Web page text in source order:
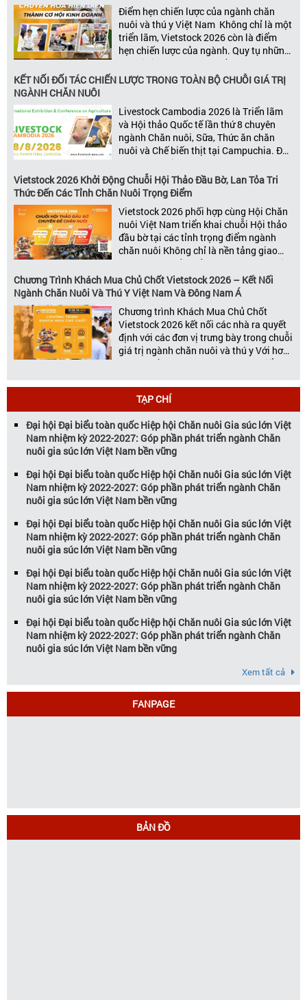
Điểm hẹn chiến lược của ngành chăn
nuôi và thú y Việt Nam Không chỉ là một
triển lãm, Vietstock 2026 còn là điểm
hẹn chiến lược của ngành. Quy tụ những
đơn vị kinh doanh hàng đầu, những lãnh
đạo và nhà cung cấp trong chuỗi giá
trị ngành, Vietstock mang đến nền tảng
giá trị […]
KẾT NỐI ĐỐI TÁC CHIẾN LƯỢC TRONG TOÀN BỘ CHUỖI GIÁ TRỊ
NGÀNH CHĂN NUÔI
Livestock Cambodia 2026 là Triển lãm
và Hội thảo Quốc tế lần thứ 8 chuyên
ngành Chăn nuôi, Sữa, Thức ăn chăn
nuôi và Chế biến thịt tại Campuchia. Đây
được đánh giá là một trong những sự
kiện thương mại thường niên uy tín và
đáng chú ý nhất của ngành nông nghiệp
– chăn […]
Vietstock 2026 Khởi Động Chuỗi Hội Thảo Đầu Bờ, Lan Tỏa Tri
Thức Đến Các Tỉnh Chăn Nuôi Trọng Điểm
Vietstock 2026 phối hợp cùng Hội Chăn
nuôi Việt Nam triển khai chuỗi Hội thảo
đầu bờ tại các tỉnh trọng điểm ngành
chăn nuôi Không chỉ là nền tảng giao
thương hàng đầu của ngành chăn nuôi
và thú y, Vietstock còn là triển lãm duy
nhất tại Việt Nam tổ chức thường niên
Chương Trình Khách Mua Chủ Chốt Vietstock 2026 – Kết Nối
Ngành Chăn Nuôi Và Thú Y Việt Nam Và Đông Nam Á
Chương trình Khách Mua Chủ Chốt
Vietstock 2026 kết nối các nhà ra quyết
định với các đơn vị trưng bày trong chuỗi
giá trị ngành chăn nuôi và thú y Với hơn
20 năm đồng hành cùng sự phát triển
Vietstock đã khẳng định vị thế là triển […]
TẠP CHÍ
Đại hội Đại biểu toàn quốc Hiệp hội Chăn nuôi Gia súc lớn Việt
Nam nhiệm kỳ 2022-2027: Góp phần phát triển ngành Chăn
nuôi gia súc lớn Việt Nam bền vững
Đại hội Đại biểu toàn quốc Hiệp hội Chăn nuôi Gia súc lớn Việt
Nam nhiệm kỳ 2022-2027: Góp phần phát triển ngành Chăn
nuôi gia súc lớn Việt Nam bền vững
Đại hội Đại biểu toàn quốc Hiệp hội Chăn nuôi Gia súc lớn Việt
Nam nhiệm kỳ 2022-2027: Góp phần phát triển ngành Chăn
nuôi gia súc lớn Việt Nam bền vững
Đại hội Đại biểu toàn quốc Hiệp hội Chăn nuôi Gia súc lớn Việt
Nam nhiệm kỳ 2022-2027: Góp phần phát triển ngành Chăn
nuôi gia súc lớn Việt Nam bền vững
Đại hội Đại biểu toàn quốc Hiệp hội Chăn nuôi Gia súc lớn Việt
Nam nhiệm kỳ 2022-2027: Góp phần phát triển ngành Chăn
nuôi gia súc lớn Việt Nam bền vững
Xem tất cả
FANPAGE
BẢN ĐỒ